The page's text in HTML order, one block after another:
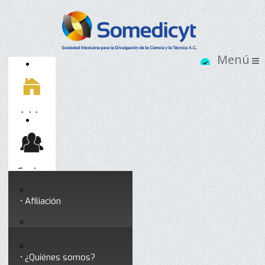
Inicio
Socios
Afiliación
Somedicyt
¿Quiénes somos?